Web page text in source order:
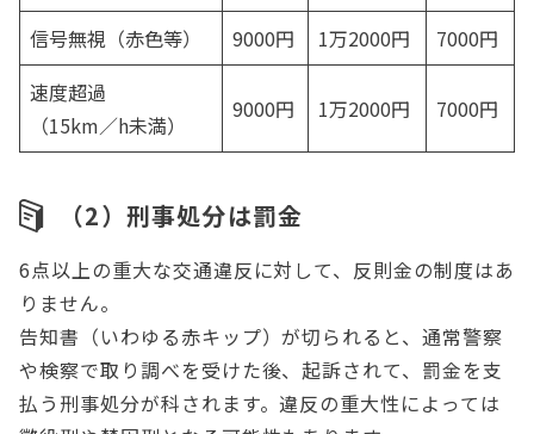
信号無視（赤色等） 9000円 1万2000円
7000円
速度超過
（15km／h未満）
9000円 1万2000円 7000円
（2）刑事処分は罰金
6点以上の重大な交通違反に対して、反則金の制度はあ
りません。
告知書（いわゆる赤キップ）が切られると、通常警察
や検察で取り調べを受けた後、起訴されて、罰金を支
払う刑事処分が科されます。違反の重大性によっては